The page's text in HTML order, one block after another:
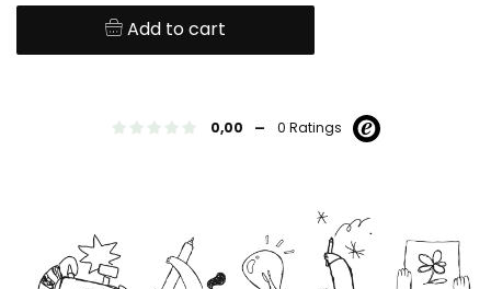
Add to cart
0,00 - 0 Ratings